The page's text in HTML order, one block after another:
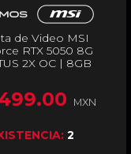
de Video MSI
RTX 5050 8G
2X OC | 8GB
| 1 x HDMI / 3 x
| Negro | G5050-
MXN
2